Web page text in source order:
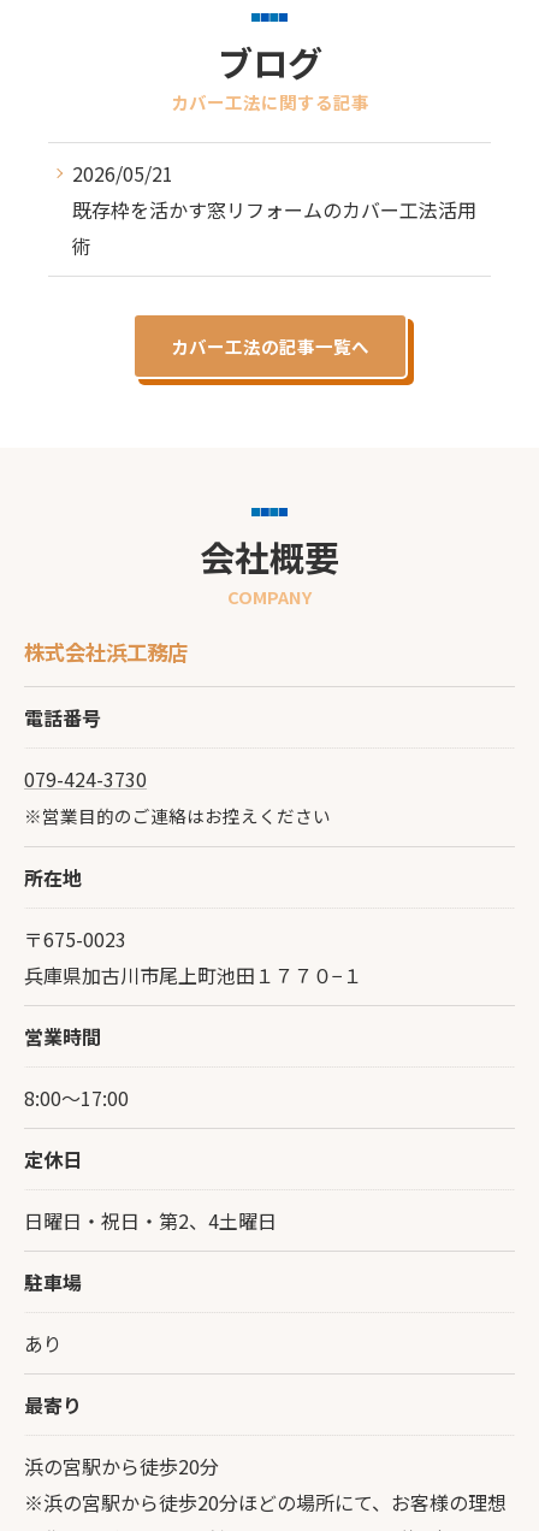
ブログ
カバー工法に関する記事
2026/05/21
既存枠を活かす窓リフォームのカバー工法活用
術
カバー工法の記事一覧へ
会社概要
COMPANY
株式会社浜工務店
電話番号
079-424-3730
※営業目的のご連絡はお控えください
所在地
〒675-0023
兵庫県加古川市尾上町池田１７７０−１
営業時間
8:00～17:00
定休日
日曜日・祝日・第2、4土曜日
駐車場
あり
最寄り
浜の宮駅から徒歩20分
※浜の宮駅から徒歩20分ほどの場所にて、お客様の理想